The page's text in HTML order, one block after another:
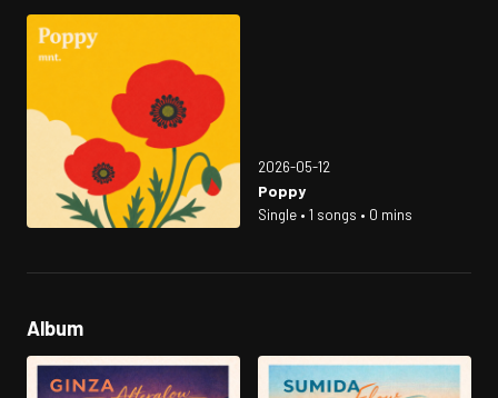
2026-05-12
Poppy
Single • 1 songs • 0 mins
Album